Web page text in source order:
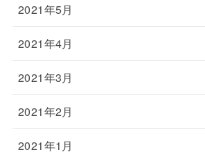
2021年5月
2021年4月
2021年3月
2021年2月
2021年1月